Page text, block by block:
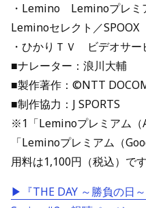
・Lemino Leminoプレミ
Leminoセレクト／SPOOX
・ひかりＴＶ ビデオサー
■ナレーター：浪川大輔
■製作著作：©NTT
■制作協力：J SPORTS
※1「Leminoプレミアム（
「Leminoプレミアム（
用料は1,100円（税込）です
▶『THE DAY ～勝負の日